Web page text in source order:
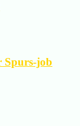
Spurs-job